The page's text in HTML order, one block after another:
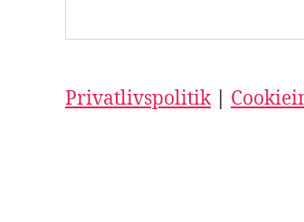
Privatlivspolitik|